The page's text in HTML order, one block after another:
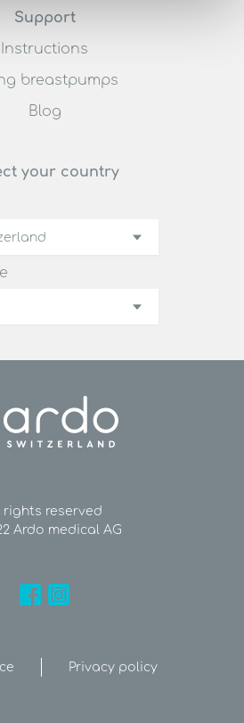
Support
Instructions
breastpumps
Blog
your country
rights reserved
Ardo medical AG
Privacy policy